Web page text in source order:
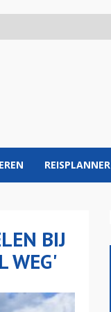
REISPLANNER
BIJ
WEG'